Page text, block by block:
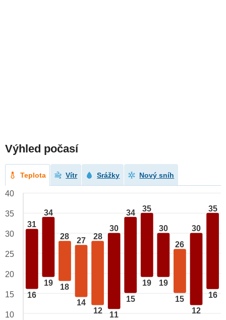
Výhled počasí
Teplota Vítr Srážky Nový sníh
31
16
34
19
28
18
27
14
28
12
30
11
34
15
35
19
30
19
26
15
30
12
35
16
40
35
30
25
20
15
10